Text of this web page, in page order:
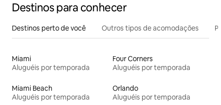
Destinos para conhecer
Destinos perto de você Outros tipos de acomodações
Miami
Aluguéis por temporada
Four Corners
Aluguéis por temporada
Miami Beach
Aluguéis por temporada
Orlando
Aluguéis por temporada